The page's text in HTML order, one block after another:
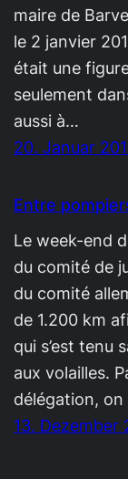
maire de
le 2 janvier
était une
seulement
aussi à…
20. Januar
Entre
Le week-end
du comité de
du comité
de 1.200 km
qui s’est tenu
aux volailles.
délégation,
13. Dezember